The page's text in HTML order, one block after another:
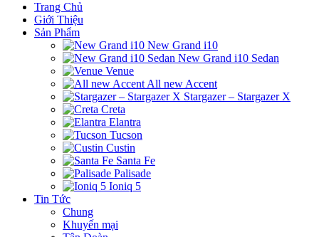
Trang Chủ
Giới Thiệu
Sản Phẩm
New Grand i10
New Grand i10 Sedan
Venue
All new Accent
Stargazer – Stargazer X
Creta
Elantra
Tucson
Custin
Santa Fe
Palisade
Ioniq 5
Tin Tức
Chung
Khuyến mại